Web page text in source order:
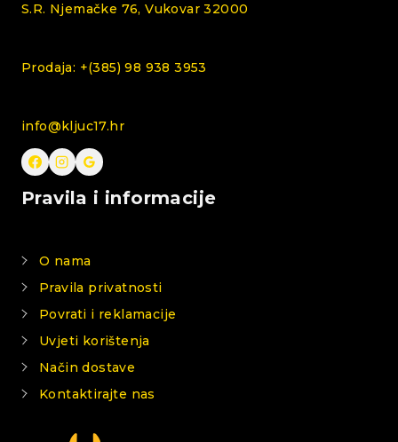
S.R. Njemačke 76, Vukovar 32000
Prodaja: +(385) 98 938 3953
info@kljuc17.hr
Pravila i informacije
O nama
Pravila privatnosti
Povrati i reklamacije
Uvjeti korištenja
Način dostave
Kontaktirajte nas